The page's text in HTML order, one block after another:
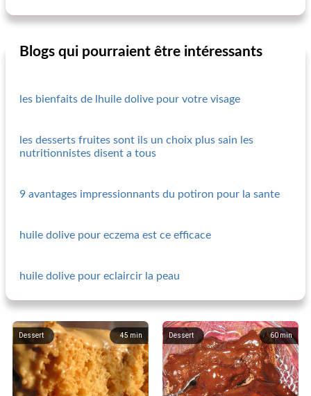
Blogs qui pourraient être intéressants
les bienfaits de lhuile dolive pour votre visage
les desserts fruites sont ils un choix plus sain les
nutritionnistes disent a tous
9 avantages impressionnants du potiron pour la sante
huile dolive pour eczema est ce efficace
huile dolive pour eclaircir la peau
45 min
Dessert 60min
Dessert